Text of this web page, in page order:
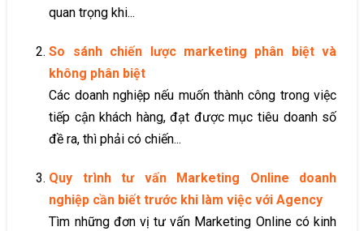
quan trọng khi...
So sánh chiến lược marketing phân biệt và
không phân biệt
Các doanh nghiệp nếu muốn thành công trong việc
tiếp cận khách hàng, đạt được mục tiêu doanh số
đề ra, thì phải có chiến...
Quy trình tư vấn Marketing Online doanh
nghiệp cần biết trước khi làm việc với Agency
Tìm những đơn vị tư vấn Marketing Online có kinh